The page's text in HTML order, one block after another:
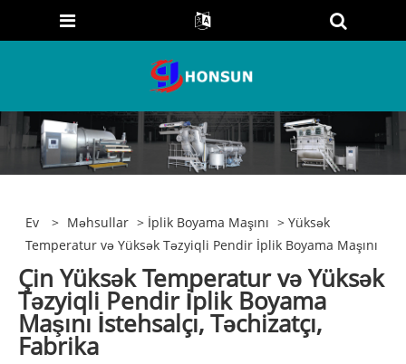
Ev > Məhsullar > İplik Boyama Maşını > Yüksək
Temperatur və Yüksək Təzyiqli Pendir İplik Boyama Maşını
Çin Yüksək Temperatur və Yüksək
Təzyiqli Pendir İplik Boyama
Maşını İstehsalçı, Təchizatçı,
Fabrika